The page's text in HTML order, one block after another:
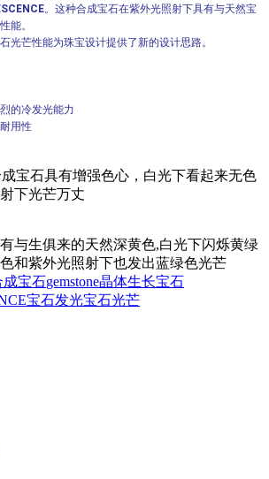
。这种合成宝石在紫外光照射下具有与天然宝
能。
光芒性能为珠宝设计提供了新的设计思路。
的冷发光能力
用性
宝石具有增强色心，白光下看起来无色
下光芒万丈
与生俱来的天然深黄色,白光下闪烁黄绿
和紫外光照射下也发出蓝绿色光芒
成宝石gemstone晶体生长宝石
宝石发光宝石光芒